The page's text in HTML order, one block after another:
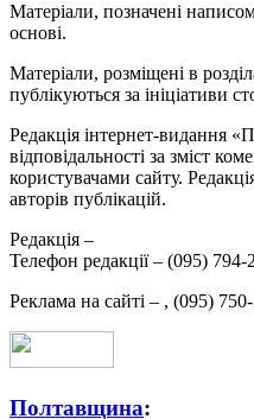
Матеріали, позначені
основі.
Матеріали, розміщені в
публікуються за ініціативи
Редакція інтернет-видання
відповідальності за зміст
користувачами сайту.
авторів публікацій.
Редакція –
Телефон редакції – (095) 794-
Реклама на сайті – , (095)
Полтавщина: